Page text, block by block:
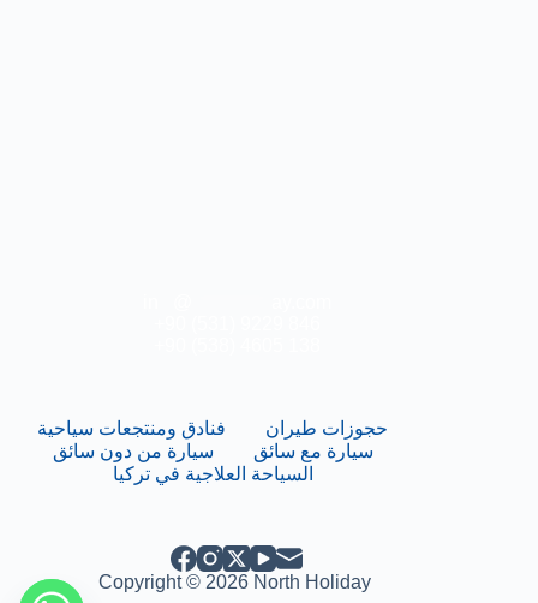
حجوزات طيران
فنادق ومنتجعات سياحية
سيارة مع سائق
سيارة من دون سائق
السياحة العلاجية في تركيا
Copyright © 2026 North Holiday